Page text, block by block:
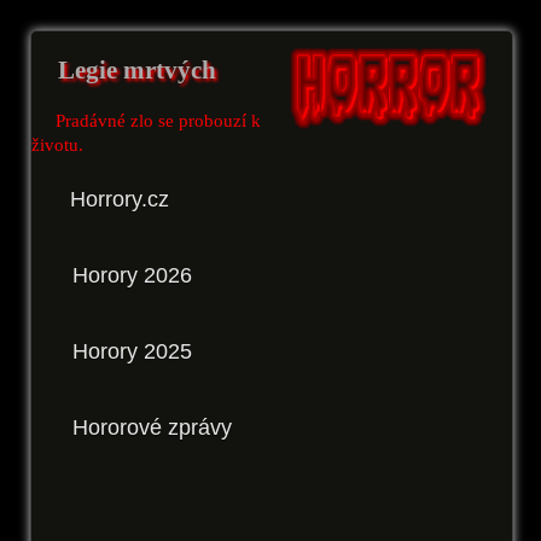
Legie mrtvých
Pradávné zlo se probouzí k
životu.
Horrory.cz
Horory 2026
Horory 2025
Hororové zprávy